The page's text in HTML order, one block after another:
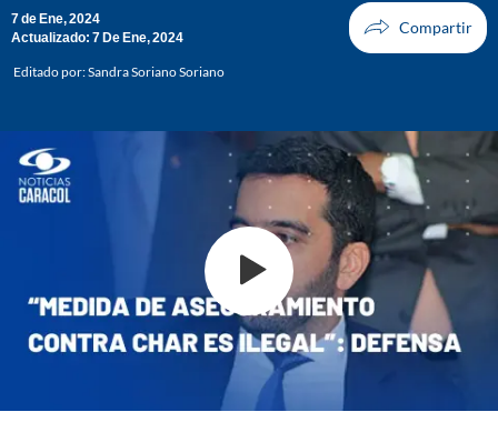
7 de Ene, 2024
Actualizado: 7 De Ene, 2024
Editado por:Sandra Soriano Soriano